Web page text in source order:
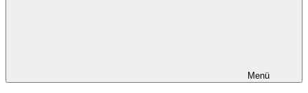
Menü